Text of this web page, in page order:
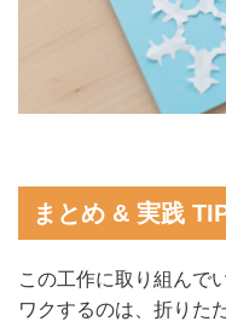
まとめ & 実践
この工作に取り組んで
ワクするのは、折りた